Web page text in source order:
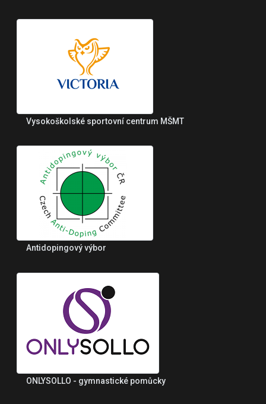
Vysokoškolské sportovní centrum MŠMT
Antidopingový výbor
ONLYSOLLO - gymnastické pomůcky